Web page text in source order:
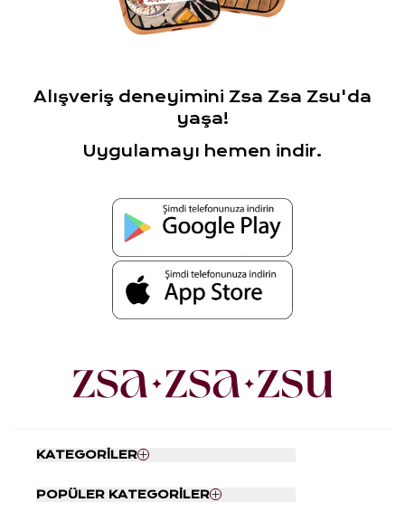
Alışveriş deneyimini Zsa Zsa Zsu'da
yaşa!
Uygulamayı hemen indir.
KATEGORİLER
Nevresim Seti
POPÜLER KATEGORİLER